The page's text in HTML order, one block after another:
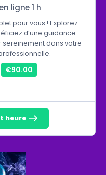
ligne 1 h
pour vous ! Explorez
d’une guidance
sereinement dans votre
€90.00
heure